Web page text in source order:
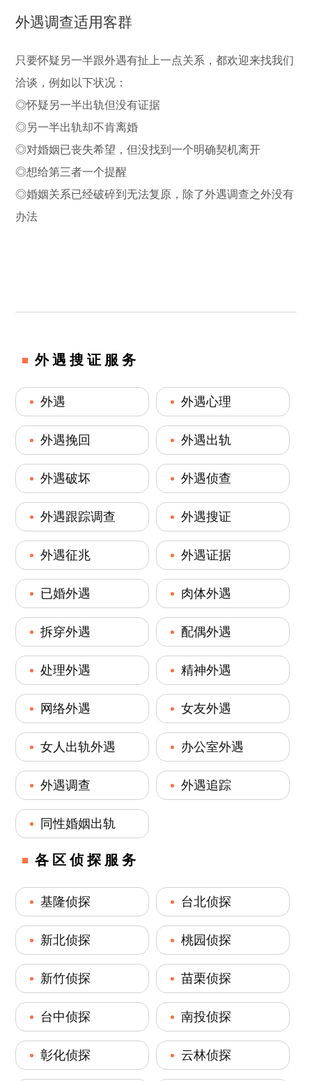
外遇调查适用客群
只要怀疑另一半跟外遇有扯上一点关系，都欢迎来找我们
洽谈，例如以下状况：
◎怀疑另一半出轨但没有证据
◎另一半出轨却不肯离婚
◎对婚姻已丧失希望，但没找到一个明确契机离开
◎想给第三者一个提醒
◎婚姻关系已经破碎到无法复原，除了外遇调查之外没有
办法
外遇搜证服务
外遇 外遇心理
外遇挽回 外遇出轨
外遇破坏 外遇侦查
外遇跟踪调查 外遇搜证
外遇征兆 外遇证据
已婚外遇 肉体外遇
拆穿外遇 配偶外遇
处理外遇 精神外遇
网络外遇 女友外遇
女人出轨外遇 办公室外遇
外遇调查 外遇追踪
同性婚姻出轨
各区侦探服务
基隆侦探 台北侦探
新北侦探 桃园侦探
新竹侦探 苗栗侦探
台中侦探 南投侦探
彰化侦探 云林侦探